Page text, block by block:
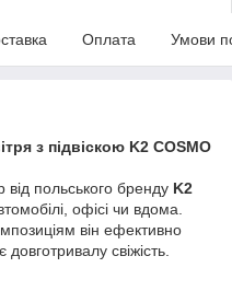
Оплата Умови
з підвіскою K2 COSMO
від польського бренду K2
офісі чи вдома.
він ефективно
свіжість.